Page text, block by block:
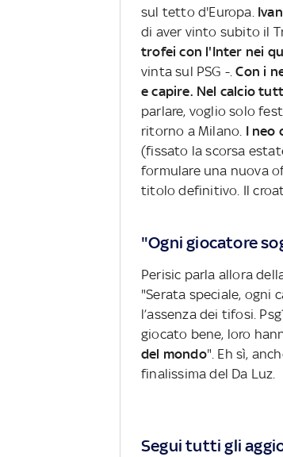
sul tetto d'Europa.
di aver vinto subito il
trofei con l'Inter nei
vinta sul PSG -.Con i
e capire. Nel calcio
parlare, voglio solo
ritorno a Milano. I neo
(fissato la scorsa
formulare una nuova
titolo definitivo. Il
"Ogni giocatore
Perisic parla allora
"Serata speciale, ogni
l’assenza dei tifosi.
giocato bene, loro
del mondo". Eh sì,
finalissima del Da Luz.
Segui tutti gli